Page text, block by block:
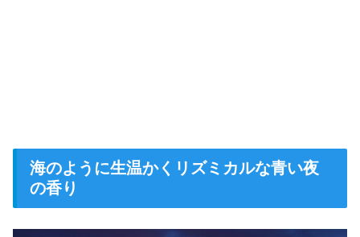
海のように生温かくリズミカルな青い夜
の香り